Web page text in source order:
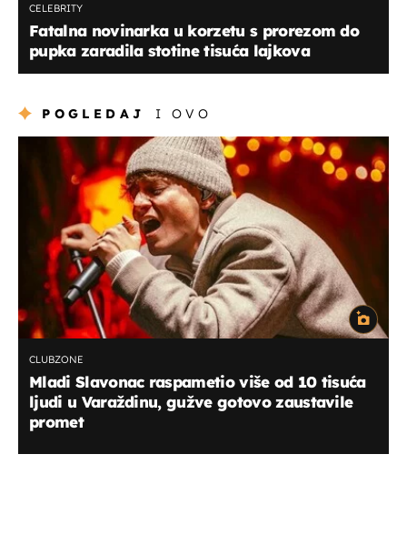
CELEBRITY
Fatalna novinarka u korzetu s prorezom do
pupka zaradila stotine tisuća lajkova
POGLEDAJ I OVO
CLUBZONE
Mladi Slavonac raspametio više od 10 tisuća
ljudi u Varaždinu, gužve gotovo zaustavile
promet